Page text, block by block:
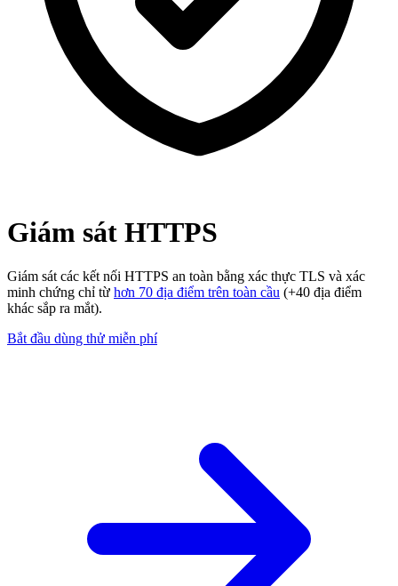
Giám sát HTTPS
Giám sát các kết nối HTTPS an toàn bằng xác thực TLS và xác
minh chứng chỉ từ hơn 70 địa điểm trên toàn cầu (+40 địa điểm
khác sắp ra mắt).
Bắt đầu dùng thử miễn phí